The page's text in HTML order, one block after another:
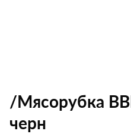
/Мясорубка
черн